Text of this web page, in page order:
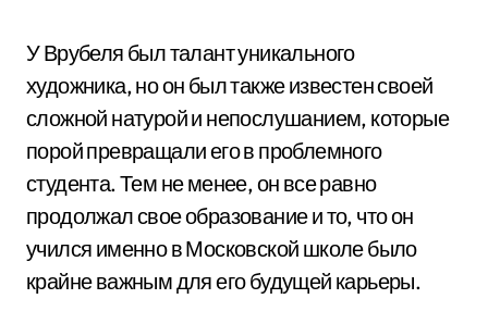
У Врубеля был талант уникального
художника, но он был также известен своей
сложной натурой и непослушанием, которые
порой превращали его в проблемного
студента. Тем не менее, он все равно
продолжал свое образование и то, что он
учился именно в Московской школе было
крайне важным для его будущей карьеры.